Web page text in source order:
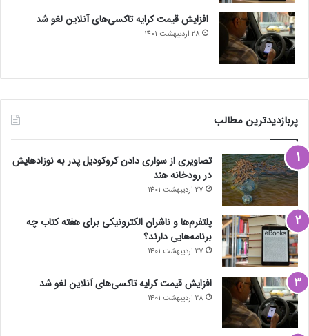
افزایش قیمت کرایه تاکسی‌های آنلاین لغو شد
28 اردیبهشت 1401
پربازدیدترین مطالب
تصاویری از سواری دادن کروکودیل پدر به نوزادهایش
در رودخانه هند
27 اردیبهشت 1401
پلتفرم‌ها و ناشران الکترونیکی برای هفته کتاب چه
برنامه‌هایی دارند؟
27 اردیبهشت 1401
افزایش قیمت کرایه تاکسی‌های آنلاین لغو شد
28 اردیبهشت 1401